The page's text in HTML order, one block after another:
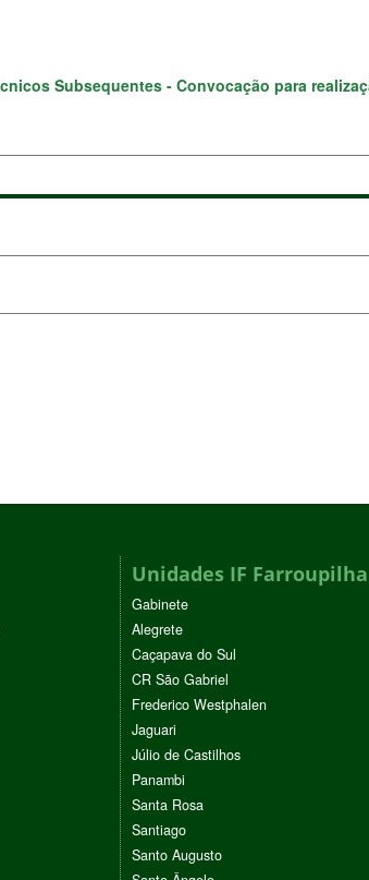
Subsequentes - Convocação para
Unidades IF Farroupilha
Gabinete
Alegrete
Caçapava do Sul
CR São Gabriel
Frederico Westphalen
Jaguari
Júlio de Castilhos
Panambi
Santa Rosa
Santiago
Santo Augusto